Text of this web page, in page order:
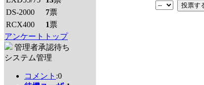
DS-2000
7票
RCX400
1票
アンケートトップ
管理者承認待ち
システム管理
コメント :0